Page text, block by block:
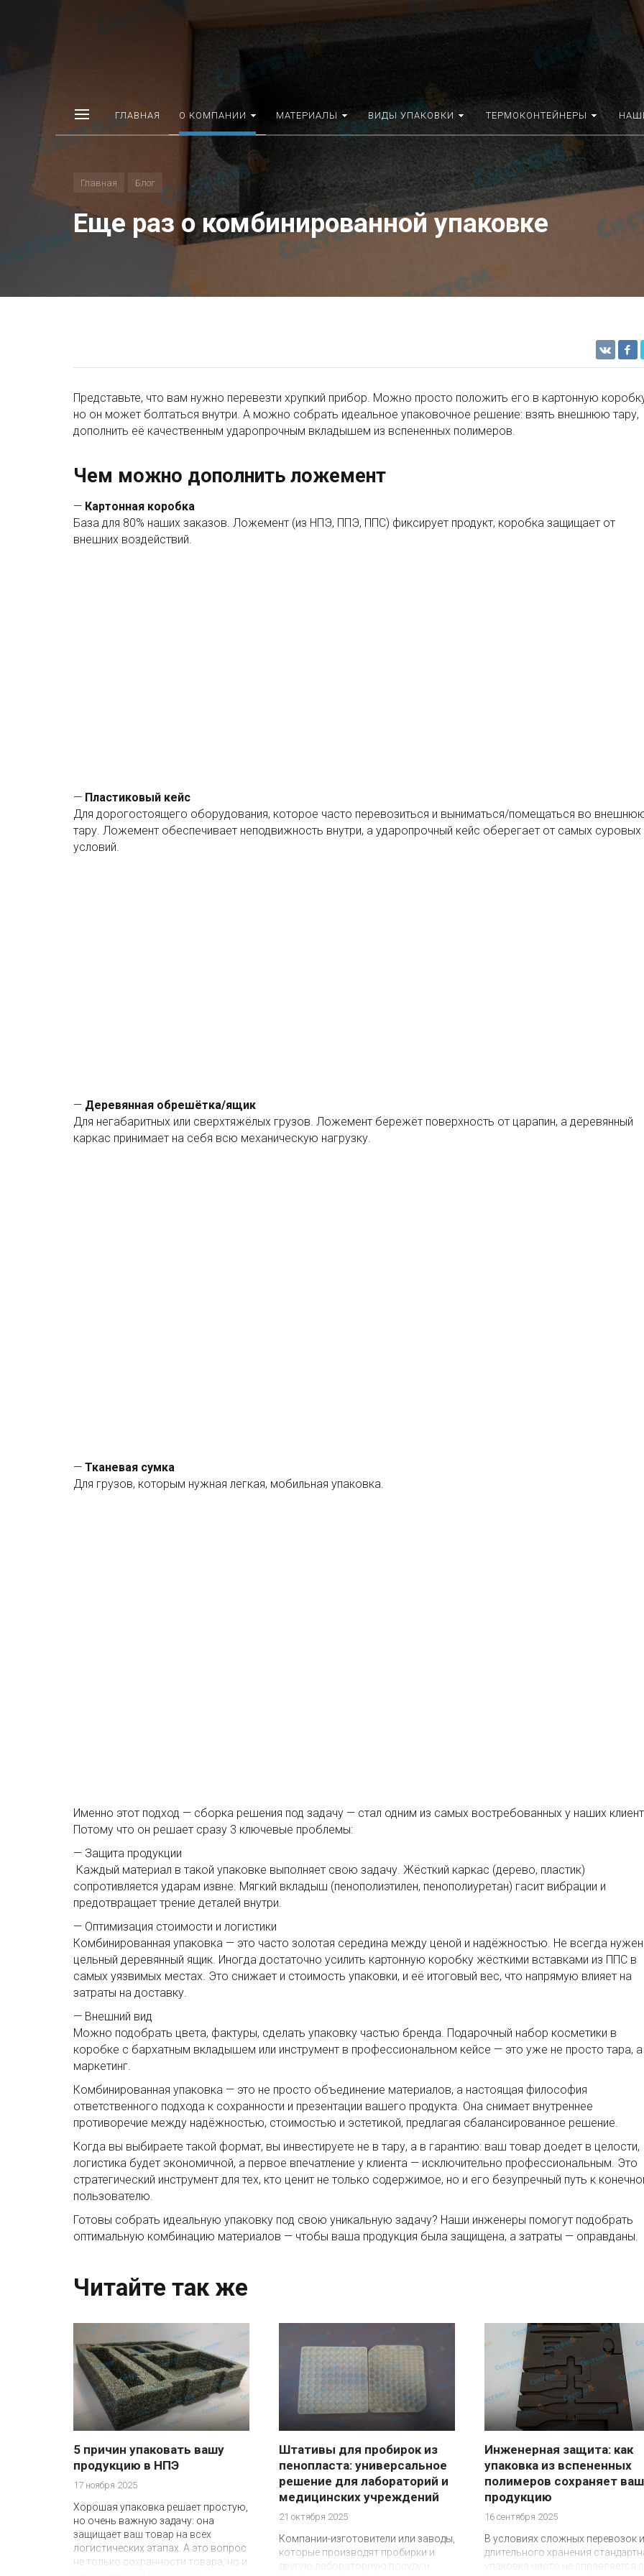
ГЛАВНАЯ О КОМПАНИИ МАТЕРИАЛЫ ВИДЫ УПАКОВКИ ТЕРМОКОНТЕЙНЕРЫ
Главная Блог
Еще раз о комбинированной упаковке
Представьте, что вам нужно перевезти хрупкий прибор. Можно просто положить его в картонную
но он может болтаться внутри. А можно собрать идеальное упаковочное решение: взять внешнюю тару,
дополнить её качественным ударопрочным вкладышем из вспененных полимеров.
Чем можно дополнить ложемент
— Картонная коробка
База для 80% наших заказов. Ложемент (из НПЭ, ППЭ, ППС) фиксирует продукт, коробка защищает от
внешних воздействий.
— Пластиковый кейс
Для дорогостоящего оборудования, которое часто перевозиться и выниматься/помещаться во
тару. Ложемент обеспечивает неподвижность внутри, а ударопрочный кейс оберегает от самых суровых
условий.
— Деревянная обрешётка/ящик
Для негабаритных или сверхтяжёлых грузов. Ложемент бережёт поверхность от царапин, а деревянный
каркас принимает на себя всю механическую нагрузку.
— Тканевая сумка
Для грузов, которым нужная легкая, мобильная упаковка.
Именно этот подход — сборка решения под задачу — стал одним из самых востребованных у наших
Потому что он решает сразу 3 ключевые проблемы:
— Защита продукции
Каждый материал в такой упаковке выполняет свою задачу. Жёсткий каркас (дерево, пластик)
сопротивляется ударам извне. Мягкий вкладыш (пенополиэтилен, пенополиуретан) гасит вибрации и
предотвращает трение деталей внутри.
— Оптимизация стоимости и логистики
Комбинированная упаковка — это часто золотая середина между ценой и надёжностью. Не всегда нужен
цельный деревянный ящик. Иногда достаточно усилить картонную коробку жёсткими вставками из ППС в
самых уязвимых местах. Это снижает и стоимость упаковки, и её итоговый вес, что напрямую влияет на
затраты на доставку.
— Внешний вид
Можно подобрать цвета, фактуры, сделать упаковку частью бренда. Подарочный набор косметики в
коробке с бархатным вкладышем или инструмент в профессиональном кейсе — это уже не просто тара, а
маркетинг.
Комбинированная упаковка — это не просто объединение материалов, а настоящая философия
ответственного подхода к сохранности и презентации вашего продукта. Она снимает внутреннее
противоречие между надёжностью, стоимостью и эстетикой, предлагая сбалансированное решение.
Когда вы выбираете такой формат, вы инвестируете не в тару, а в гарантию: ваш товар доедет в целости,
логистика будет экономичной, а первое впечатление у клиента — исключительно профессиональным. Это
стратегический инструмент для тех, кто ценит не только содержимое, но и его безупречный путь к
пользователю.
Готовы собрать идеальную упаковку под свою уникальную задачу? Наши инженеры помогут подобрать
оптимальную комбинацию материалов — чтобы ваша продукция была защищена, а затраты — оправданы.
Читайте так же
5 причин упаковать вашу
продукцию в НПЭ
17 ноября 2025
Хорошая упаковка решает простую,
но очень важную задачу: она
защищает ваш товар на всех
логистических этапах. А это вопрос
не только сохранности товара, но и
Штативы для пробирок из
пенопласта: универсальное
решение для лабораторий и
медицинских учреждений
21 октября 2025
Компании-изготовители или заводы,
которые производят пробирки и
другую лабораторную посуду и
Инженерная защита: как
упаковка из вспененных
полимеров сохраняет
продукцию
16 сентября 2025
В условиях сложных перевозок и
длительного хранения
упаковка часто не справляется с